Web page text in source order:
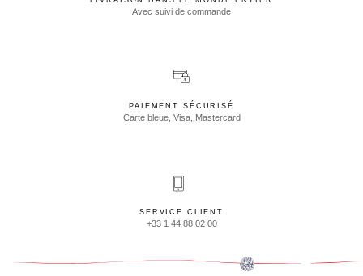
Avec suivi de commande
PAIEMENT SÉCURISÉ
Carte bleue, Visa, Mastercard
SERVICE CLIENT
+33 1 44 88 02 00